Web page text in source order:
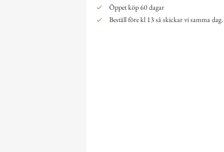
Öppet köp 60 dagar
Beställ före kl 13 så skickar vi samma dag.